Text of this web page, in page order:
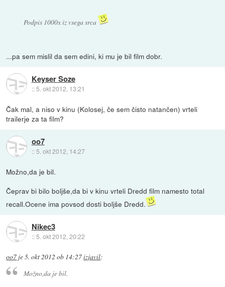
Podpis 1000x iz vsega srca
...pa sem mislil da sem edini, ki mu je bil film dobr.
Keyser Soze
::5. okt 2012, 13:21
Čak mal, a niso v kinu (Kolosej, če sem čisto natančen) vrteli
trailerje za ta film?
oo7
:: 5. okt 2012, 14:27
Možno,da je bil.
Čeprav bi bilo boljše,da bi v kinu vrteli Dredd film namesto total
recall.Ocene ima povsod dosti boljše Dredd.
Nikec3
::5. okt 2012, 20:22
oo7 je5. okt 2012 ob 14:27izjavil:
Možno,da je bil.